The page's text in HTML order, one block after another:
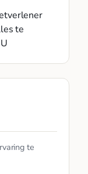
te
te